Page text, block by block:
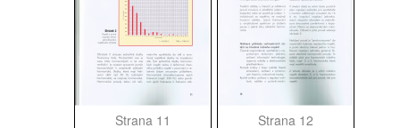
Strana 11 Strana 12